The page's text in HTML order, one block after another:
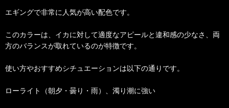
エギングで非常に人気が高い配色です。
このカラーは、イカに対して適度なアピールと違和感の少なさ、両
方のバランスが取れているのが特徴です。
使い方やおすすめシチュエーションは以下の通りです。
ローライト（朝夕・曇り・雨）、濁り潮に強い